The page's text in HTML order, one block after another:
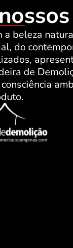
beleza
do
de